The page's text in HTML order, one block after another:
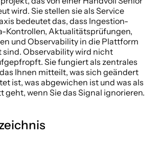
wird. Sie stellen sie als Service
bedeutet das, dass Ingestion-
Kontrollen, Aktualitätsprüfungen,
und Observability in die Plattform
Observability wird nicht
Sie fungiert als zentrales
Ihnen mitteilt, was sich geändert
ist, was abgewichen ist und was als
geht, wenn Sie das Signal ignorieren.